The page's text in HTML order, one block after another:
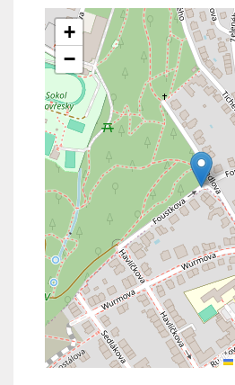
+
−